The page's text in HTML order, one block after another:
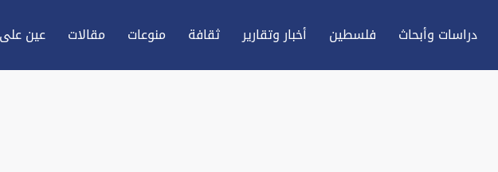
دراسات وأبحاث فلسطين أخبار وتقارير ثقافة منوعات مقالات عين